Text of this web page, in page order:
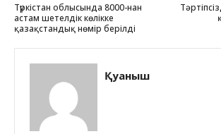
Түркістан облысында 8000-нан
астам шетелдік көлікке
қазақстандық нөмір берілді
Қуаныш